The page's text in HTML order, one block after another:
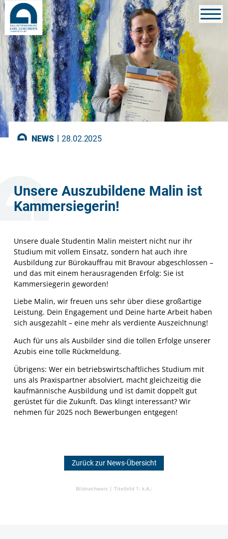
NEWS | 28.02.2025
Unsere Auszubildene Malin ist
Kammersiegerin!
Unsere duale Studentin Malin meistert nicht nur ihr
Studium mit vollem Einsatz, sondern hat auch ihre
Ausbildung zur Bürokauffrau mit Bravour abgeschlossen –
und das mit einem herausragenden Erfolg: Sie ist
Kammersiegerin geworden!
Liebe Malin, wir freuen uns sehr über diese großartige
Leistung. Dein Engagement und Deine harte Arbeit haben
sich ausgezahlt – eine mehr als verdiente Auszeichnung!
Auch für uns als Ausbilder sind die tollen Erfolge unserer
Azubis eine tolle Rückmeldung.
Übrigens: Wer ein betriebswirtschaftliches Studium mit
uns als Praxispartner absolviert, macht gleichzeitig die
kaufmännische Ausbildung und ist damit doppelt gut
gerüstet für die Zukunft. Das klingt interessant? Wir
nehmen für 2025 noch Bewerbungen entgegen!
Zurück zur News-Übersicht
Bildnachweis | Titelbild 1: k.A.;